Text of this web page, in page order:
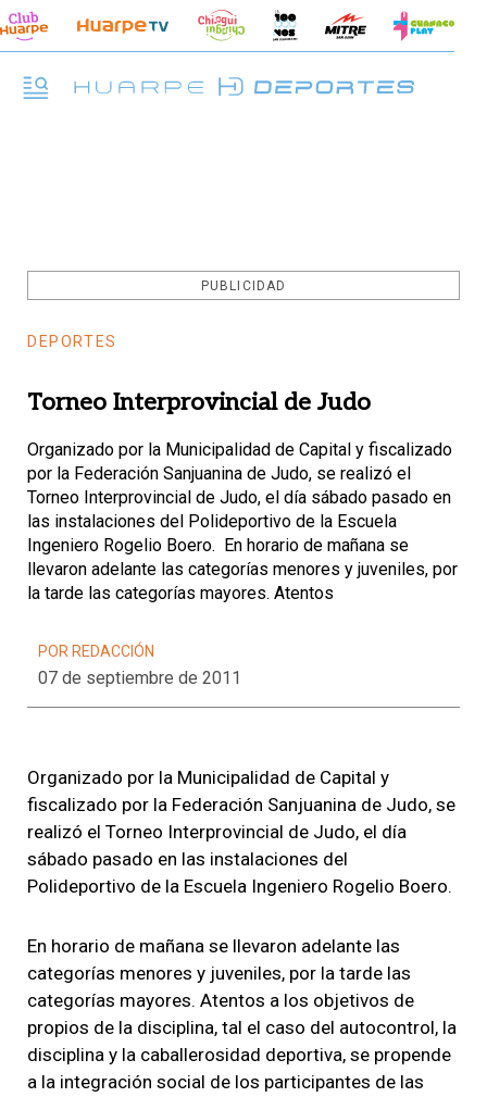
PUBLICIDAD
DEPORTES
Torneo Interprovincial de Judo
Organizado por la Muni­cipa­li­dad de Capital y fiscalizado
por la Federación San­juanina de Judo, se realizó el
Torneo Interprovincial de Ju­do, el día sábado pasado en
las instalaciones del Polideportivo de la Escuela
Ingeniero Rogelio Boero. En horario de mañana se
llevaron adelante las categorías me­nores y juveniles, por
la tarde las categorías mayores. Aten­tos
POR REDACCIÓN
07 de septiembre de 2011
Organizado por la Muni­cipa­li­dad de Capital y
fiscalizado por la Federación San­juanina de Judo, se
realizó el Torneo Interprovincial de Ju­do, el día
sábado pasado en las instalaciones del
Polideportivo de la Escuela Ingeniero Rogelio Boero.
En horario de mañana se llevaron adelante las
categorías me­nores y juveniles, por la tarde las
categorías mayores. Aten­tos a los objetivos de
propios de la disciplina, tal el caso del autocontrol, la
disciplina y la ca­ballerosidad deportiva, se pro­pende
a la integración social de los participantes de las